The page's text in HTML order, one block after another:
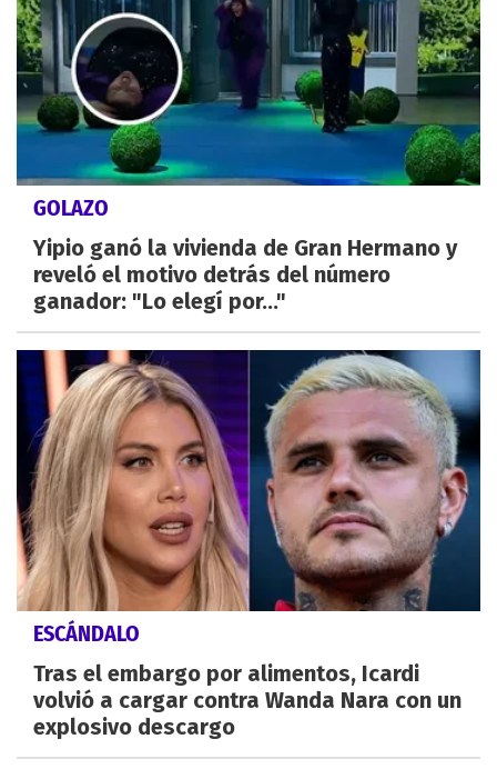
GOLAZO
Yipio ganó la vivienda de Gran Hermano y
reveló el motivo detrás del número
ganador: "Lo elegí por..."
ESCÁNDALO
Tras el embargo por alimentos, Icardi
volvió a cargar contra Wanda Nara con un
explosivo descargo